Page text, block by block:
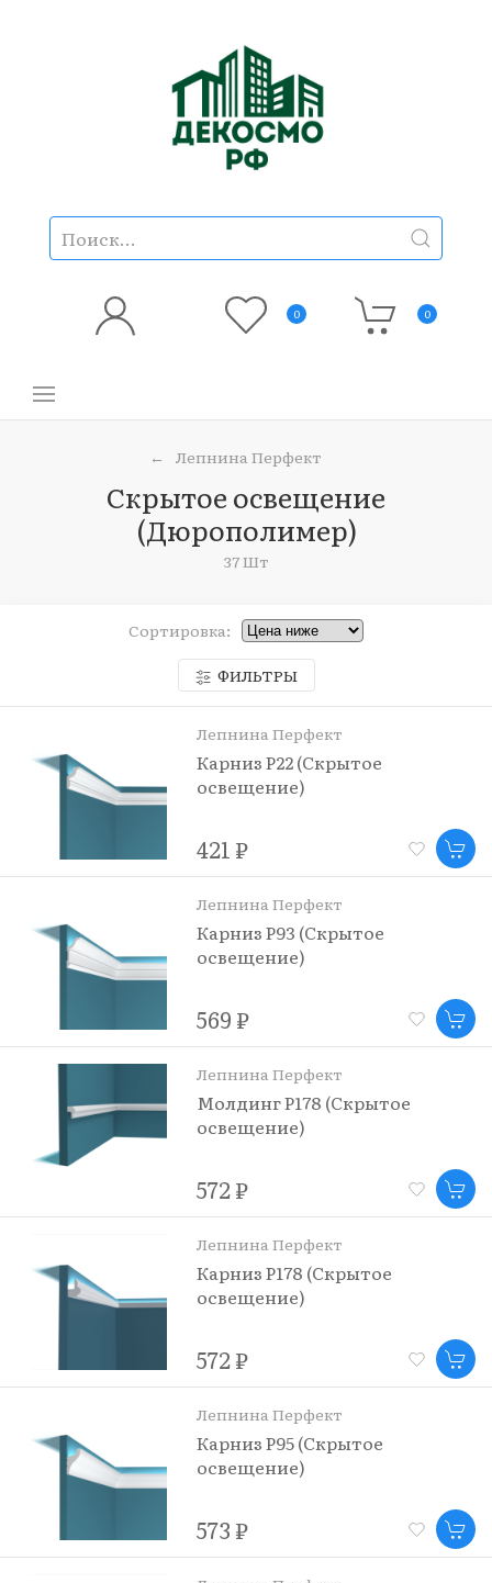
0 0
Лепнина Перфект
Скрытое освещение
(Дюрополимер)
37 Шт
Сортировка:
ФИЛЬТРЫ
Лепнина Перфект
Карниз P22 (Скрытое
освещение)
421 ₽
Лепнина Перфект
Карниз P93 (Скрытое
освещение)
569 ₽
Лепнина Перфект
Молдинг P178 (Скрытое
освещение)
572 ₽
Лепнина Перфект
Карниз P178 (Скрытое
освещение)
572 ₽
Лепнина Перфект
Карниз P95 (Скрытое
освещение)
573 ₽